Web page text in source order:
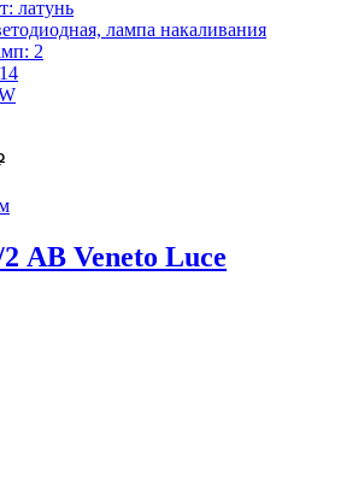
латунь
лампа накаливания
2
AB Veneto Luce